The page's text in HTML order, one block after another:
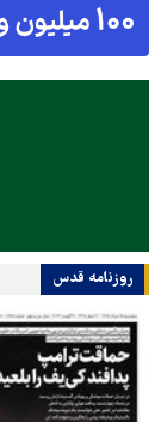
روزنامه قدس